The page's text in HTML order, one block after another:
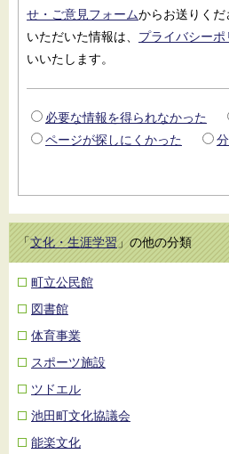
せ・ご意見フォームからお送りくだ
いただいた情報は、 プライバシーポ
いいたします。
必要な情報を得られなかった
ページが探しにくかった
「文化・生涯学習」の他の分類
町立公民館
図書館
体育事業
スポーツ施設
ツドエル
池田町文化協議会
能楽文化